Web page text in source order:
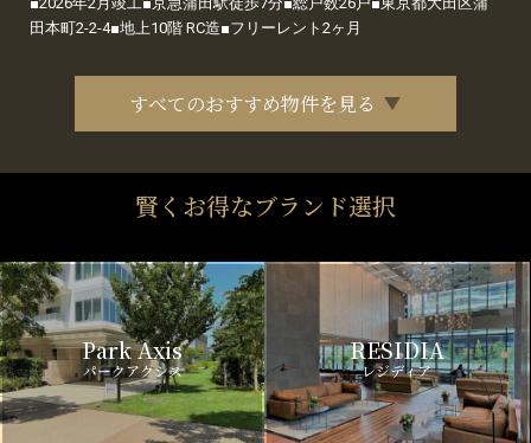
田本町2-2-4■地上10階 RC造■フリーレント2ヶ月
すべてのおすすめ物件を見る
賢くお得なブランド選択
Park Axis
パークアクシス
RESIDIA
レジディア